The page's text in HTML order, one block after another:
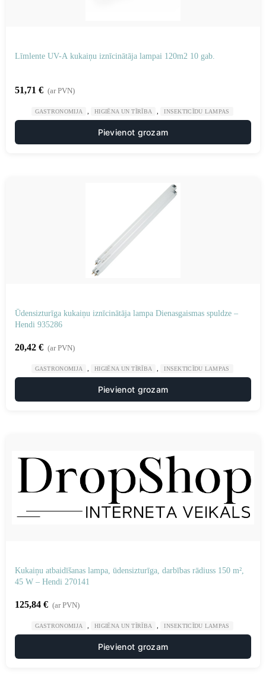
Līmlente UV-A kukaiņu iznīcinātāja lampai 120m2 10 gab.
51,71 € (ar PVN)
GASTRONOMIJA HIGIĒNA UN TĪRĪBA INSEKTICĪDU LAMPAS
Pievienot grozam
Ūdensizturīga kukaiņu iznīcinātāja lampa Dienasgaismas spuldze –
Hendi 935286
20,42 € (ar PVN)
GASTRONOMIJA HIGIĒNA UN TĪRĪBA INSEKTICĪDU LAMPAS
Pievienot grozam
Kukaiņu atbaidīšanas lampa, ūdensizturīga, darbības rādiuss 150 m²,
45 W – Hendi 270141
125,84 € (ar PVN)
GASTRONOMIJA HIGIĒNA UN TĪRĪBA INSEKTICĪDU LAMPAS
Pievienot grozam